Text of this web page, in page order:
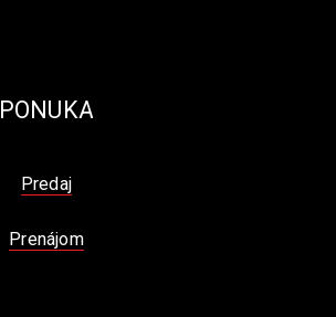
PONUKA
Predaj
Prenájom